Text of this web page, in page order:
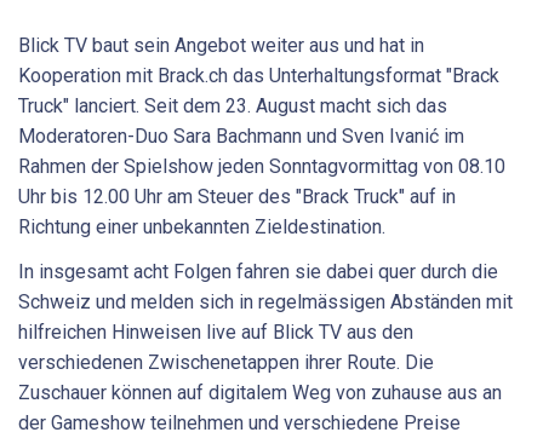
Blick TV baut sein Angebot weiter aus und hat in
Kooperation mit Brack.ch das Unterhaltungsformat "Brack
Truck" lanciert. Seit dem 23. August macht sich das
Moderatoren-Duo Sara Bachmann und Sven Ivanić im
Rahmen der Spielshow jeden Sonntagvormittag von 08.10
Uhr bis 12.00 Uhr am Steuer des "Brack Truck" auf in
Richtung einer unbekannten Zieldestination.
In insgesamt acht Folgen fahren sie dabei quer durch die
Schweiz und melden sich in regelmässigen Abständen mit
hilfreichen Hinweisen live auf Blick TV aus den
verschiedenen Zwischenetappen ihrer Route. Die
Zuschauer können auf digitalem Weg von zuhause aus an
der Gameshow teilnehmen und verschiedene Preise